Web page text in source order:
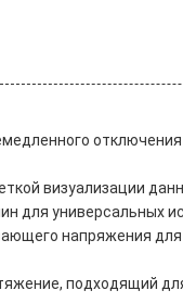
отключения
визуализации
для универсальных
напряжения
подходящий